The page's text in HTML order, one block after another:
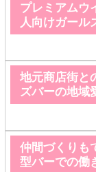
プレミアムウ
人向けガール
地元商店街と
ズバーの地域
仲間づくりも
型バーでの働